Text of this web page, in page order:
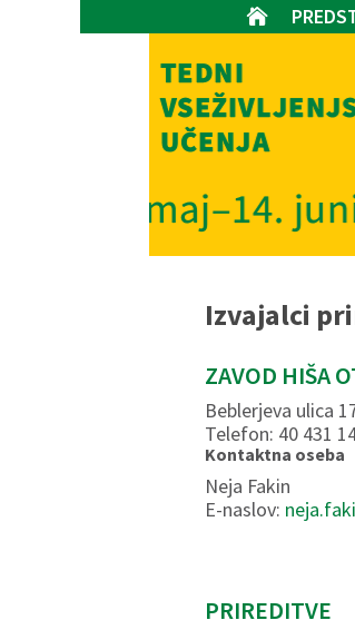

Izvajalci
ZAVOD HIŠA
Beblerjeva ulica
Telefon: 40 431
Kontaktna oseba
Neja Fakin
E-naslov:
PRIREDITVE